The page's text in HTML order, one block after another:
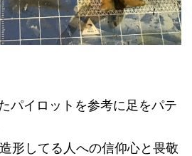
パイロットを参考に足をパテ
形してる人への信仰心と畏敬